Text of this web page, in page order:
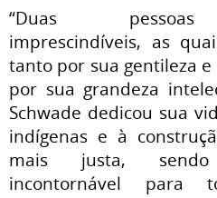
“Duas pessoas
imprescindíveis, as
tanto por sua gentileza
por sua grandeza
Schwade dedicou sua
indígenas e à
mais justa,
incontornável para